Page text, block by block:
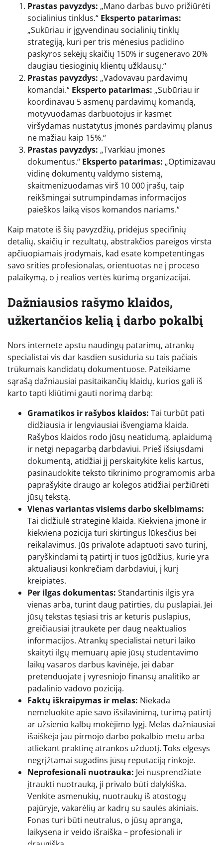
Prastas pavyzdys: „Mano darbas buvo prižiūrėti
socialinius tinklus.“ Eksperto patarimas:
„Sukūriau ir įgyvendinau socialinių tinklų
strategiją, kuri per tris mėnesius padidino
paskyros sekėjų skaičių 150% ir sugeneravo 20%
daugiau tiesioginių klientų užklausų.“
Prastas pavyzdys: „Vadovavau pardavimų
komandai.“ Eksperto patarimas: „Subūriau ir
koordinavau 5 asmenų pardavimų komandą,
motyvuodamas darbuotojus ir kasmet
viršydamas nustatytus įmonės pardavimų planus
ne mažiau kaip 15%.“
Prastas pavyzdys: „Tvarkiau įmonės
dokumentus.“ Eksperto patarimas: „Optimizavau
vidinę dokumentų valdymo sistemą,
skaitmenizuodamas virš 10 000 įrašų, taip
reikšmingai sutrumpindamas informacijos
paieškos laiką visos komandos nariams.“
Kaip matote iš šių pavyzdžių, pridėjus specifinių
detalių, skaičių ir rezultatų, abstrakčios pareigos virsta
apčiuopiamais įrodymais, kad esate kompetentingas
savo srities profesionalas, orientuotas ne į proceso
palaikymą, o į realios vertės kūrimą organizacijai.
Dažniausios rašymo klaidos,
užkertančios kelią į darbo pokalbį
Nors internete apstu naudingų patarimų, atrankų
specialistai vis dar kasdien susiduria su tais pačiais
trūkumais kandidatų dokumentuose. Pateikiame
sąrašą dažniausiai pasitaikančių klaidų, kurios gali iš
karto tapti kliūtimi gauti norimą darbą:
Gramatikos ir rašybos klaidos: Tai turbūt pati
didžiausia ir lengviausiai išvengiama klaida.
Rašybos klaidos rodo jūsų neatidumą, aplaidumą
ir netgi nepagarbą darbdaviui. Prieš išsiųsdami
dokumentą, atidžiai jį perskaitykite kelis kartus,
pasinaudokite teksto tikrinimo programomis arba
paprašykite draugo ar kolegos atidžiai peržiūrėti
jūsų tekstą.
Vienas variantas visiems darbo skelbimams:
Tai didžiulė strateginė klaida. Kiekviena įmonė ir
kiekviena pozicija turi skirtingus lūkesčius bei
reikalavimus. Jūs privalote adaptuoti savo turinį,
paryškindami tą patirtį ir tuos įgūdžius, kurie yra
aktualiausi konkrečiam darbdaviui, į kurį
kreipiatės.
Per ilgas dokumentas: Standartinis ilgis yra
vienas arba, turint daug patirties, du puslapiai. Jei
jūsų tekstas tęsiasi tris ar keturis puslapius,
greičiausiai įtraukėte per daug neaktualios
informacijos. Atrankų specialistai neturi laiko
skaityti ilgų memuarų apie jūsų studentavimo
laikų vasaros darbus kavinėje, jei dabar
pretenduojate į vyresniojo finansų analitiko ar
padalinio vadovo poziciją.
Faktų iškraipymas ir melas: Niekada
nemeluokite apie savo išsilavinimą, turimą patirtį
ar užsienio kalbų mokėjimo lygį. Melas dažniausiai
išaiškėja jau pirmojo darbo pokalbio metu arba
atliekant praktinę atrankos užduotį. Toks elgesys
negrįžtamai sugadins jūsų reputaciją rinkoje.
Neprofesionali nuotrauka: Jei nusprendžiate
įtraukti nuotrauką, ji privalo būti dalykiška.
Venkite asmenukių, nuotraukų iš atostogų
pajūryje, vakarėlių ar kadrų su saulės akiniais.
Fonas turi būti neutralus, o jūsų apranga,
laikysena ir veido išraiška – profesionali ir